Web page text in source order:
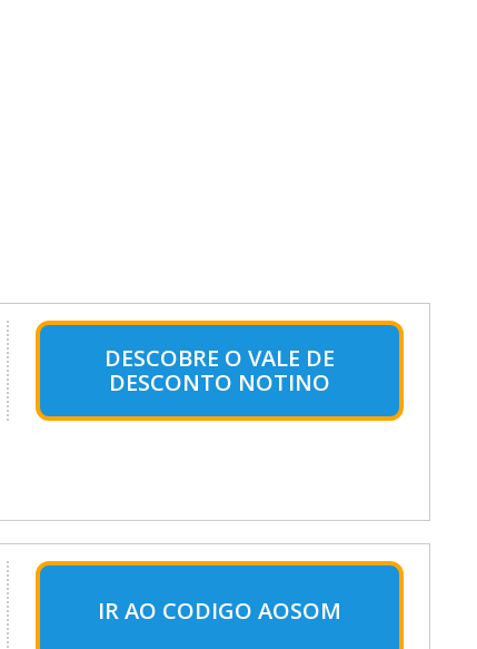
DESCOBRE O VALE DE
DESCONTO NOTINO
IR AO CODIGO AOSOM